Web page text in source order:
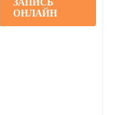
ЗАПИСЬ
ОНЛАЙН